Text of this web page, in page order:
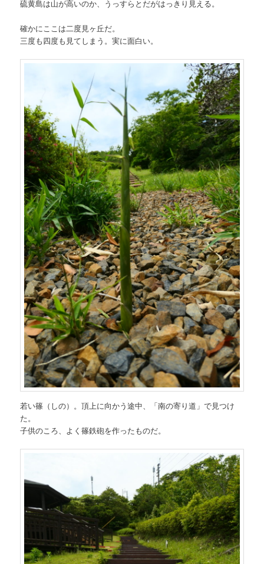
硫黄島は山が高いのか、うっすらとだがはっきり見える。
確かにここは二度見ヶ丘だ。
三度も四度も見てしまう。実に面白い。
若い篠（しの）。頂上に向かう途中、「南の寄り道」で見つけ
た。
子供のころ、よく篠鉄砲を作ったものだ。